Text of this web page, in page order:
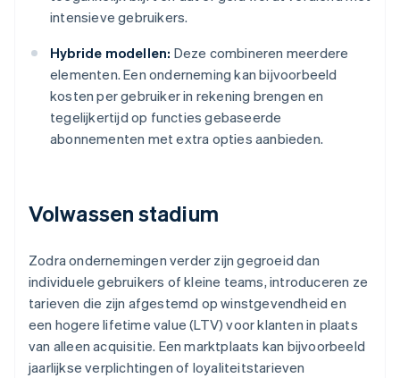
intensieve gebruikers.
Hybride modellen: Deze combineren meerdere
elementen. Een onderneming kan bijvoorbeeld
kosten per gebruiker in rekening brengen en
tegelijkertijd op functies gebaseerde
abonnementen met extra opties aanbieden.
Volwassen stadium
Zodra ondernemingen verder zijn gegroeid dan
individuele gebruikers of kleine teams, introduceren ze
tarieven die zijn afgestemd op winstgevendheid en
een hogere lifetime value (LTV) voor klanten in plaats
van alleen acquisitie. Een marktplaats kan bijvoorbeeld
jaarlijkse verplichtingen of loyaliteitstarieven